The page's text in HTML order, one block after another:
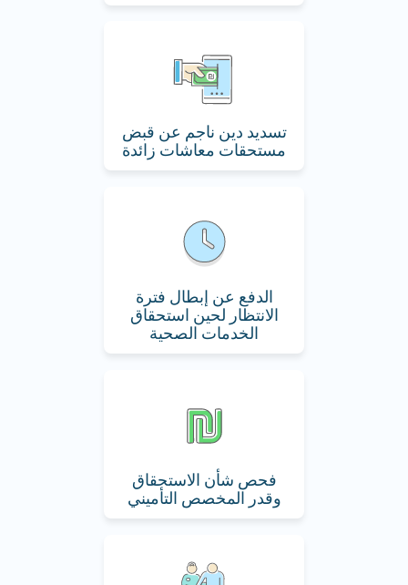
تسديد دين ناجم عن قبض
مستحقات معاشات زائدة
الدفع عن إبطال فترة
الانتظار لحين استحقاق
الخدمات الصحية
فحص شأن الاستحقاق
وقدر المخصص التأميني